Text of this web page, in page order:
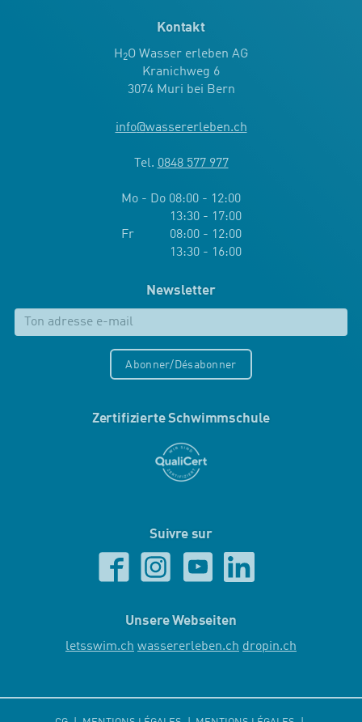
Kontakt
H2O Wasser erleben AG
Kranichweg 6
3074 Muri bei Bern
info@wassererleben.ch
Tel. 0848 577 977
Mo - Do 08:00 - 12:00
13:30 - 17:00
Fr 08:00 - 12:00
13:30 - 16:00
Newsletter
Abonner/Désabonner
Zertifizierte Schwimmschule
Suivre sur
Unsere Webseiten
letsswim.ch wassererleben.ch dropin.ch